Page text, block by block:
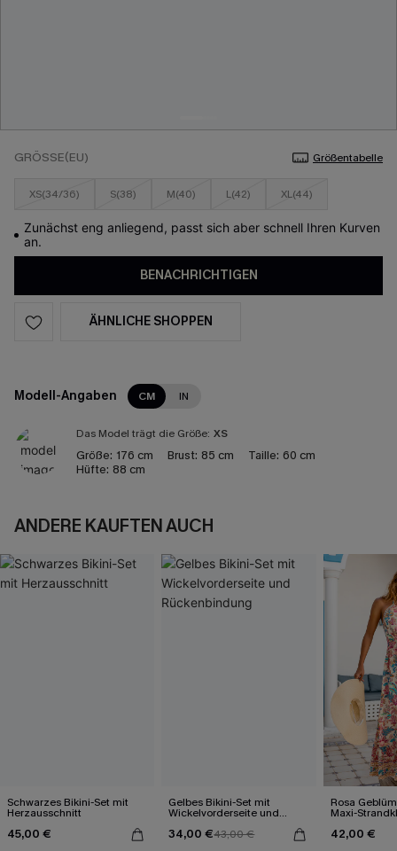
GRÖSSE(EU) Größentabelle
XS(34/36) S(38) M(40) L(42) XL(44)
Zunächst eng anliegend, passt sich aber schnell Ihren Kurven
an.
BENACHRICHTIGEN
ÄHNLICHE SHOPPEN
Modell-Angaben CM IN
Das Model trägt die Größe: XS
Größe: 176 cm Brust: 85 cm Taille: 60 cm
Hüfte: 88 cm
ANDERE KAUFTEN AUCH
Schwarzes Bikini-Set mit
Herzausschnitt
45,00 €
Gelbes Bikini-Set mit
Wickelvorderseite und
34,00 €43,00 €
Rosa
Maxi-
42,00 €